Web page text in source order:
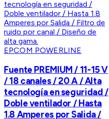
EPCOM POWERLINE
Fuente PREMIUM / 11-15 V
/ 18 canales / 20 A / Alta
tecnología en seguridad /
Doble ventilador / Hasta
1.8 Amperes por Salida /